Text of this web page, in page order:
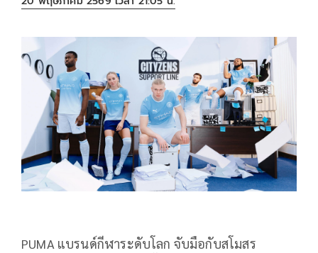
PUMA แบรนด์กีฬาระดับโลก จับมือกับสโมสร